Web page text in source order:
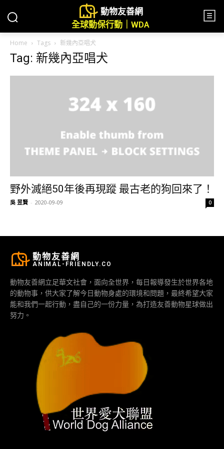
動物友善網
全球動保行動｜WDA
Home Tags 新幾內亞唱犬
Tag: 新幾內亞唱犬
野外滅絕50年後再現蹤 最古老的狗回來了！
吳 昱賢 - 2020-09-09 0
動物友善網
ANIMAL-FRIENDLY.CO
動物友善網立足華文社會，面向全世界，每日報導發生於世界各地
的動物事，供大家了解今日動物身處的環境和問題，最終希望大家
能和我們一起行動，盡自己的一份力量，為打造友善動物星球做出
努力。